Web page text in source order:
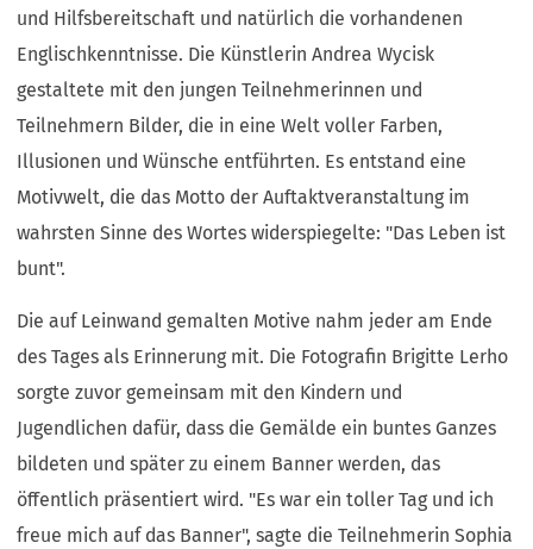
und Hilfsbereitschaft und natürlich die vorhandenen
Englischkenntnisse. Die Künstlerin Andrea Wycisk
gestaltete mit den jungen Teilnehmerinnen und
Teilnehmern Bilder, die in eine Welt voller Farben,
Illusionen und Wünsche entführten. Es entstand eine
Motivwelt, die das Motto der Auftaktveranstaltung im
wahrsten Sinne des Wortes widerspiegelte: "Das Leben ist
bunt".
Die auf Leinwand gemalten Motive nahm jeder am Ende
des Tages als Erinnerung mit. Die Fotografin Brigitte Lerho
sorgte zuvor gemeinsam mit den Kindern und
Jugendlichen dafür, dass die Gemälde ein buntes Ganzes
bildeten und später zu einem Banner werden, das
öffentlich präsentiert wird. "Es war ein toller Tag und ich
freue mich auf das Banner", sagte die Teilnehmerin Sophia